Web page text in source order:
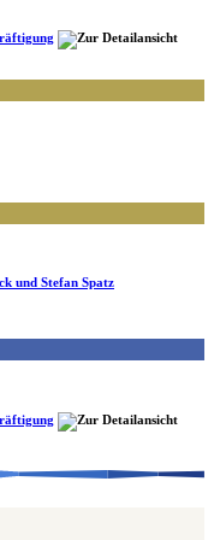
und Stefan Spatz